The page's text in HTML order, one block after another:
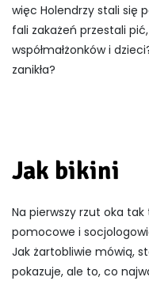
więc Holendrzy stali się
fali zakażeń przestali
współmałżonków i
zanikła?
Jak bikini
Na pierwszy rzut oka
pomocowe i
Jak żartobliwie mówią,
pokazuje, ale to, co